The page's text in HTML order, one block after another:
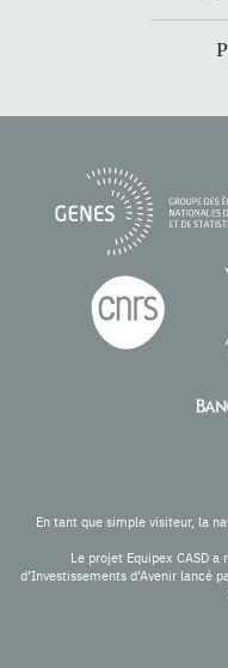
En tant que simple visiteur, la
Le projet Equipex CASD
d’Investissements d’Avenir lancé